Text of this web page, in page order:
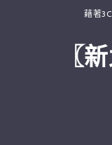
藉著
〖